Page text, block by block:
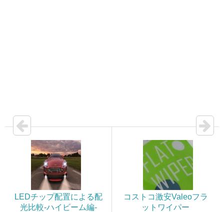
LEDチップ配置による配
光比較-ハイビーム編-
コストコ激安Valeoフラ
ットワイパー